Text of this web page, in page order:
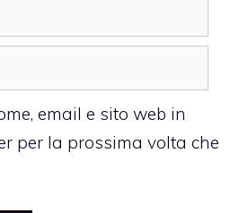
email e sito web in
per la prossima volta che